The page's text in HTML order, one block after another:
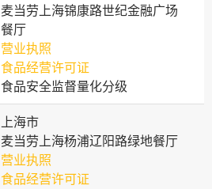
麦当劳上海锦康路世纪金融广场
餐厅
营业执照
食品经营许可证
食品安全监督量化分级
上海市
麦当劳上海杨浦辽阳路绿地餐厅
营业执照
食品经营许可证